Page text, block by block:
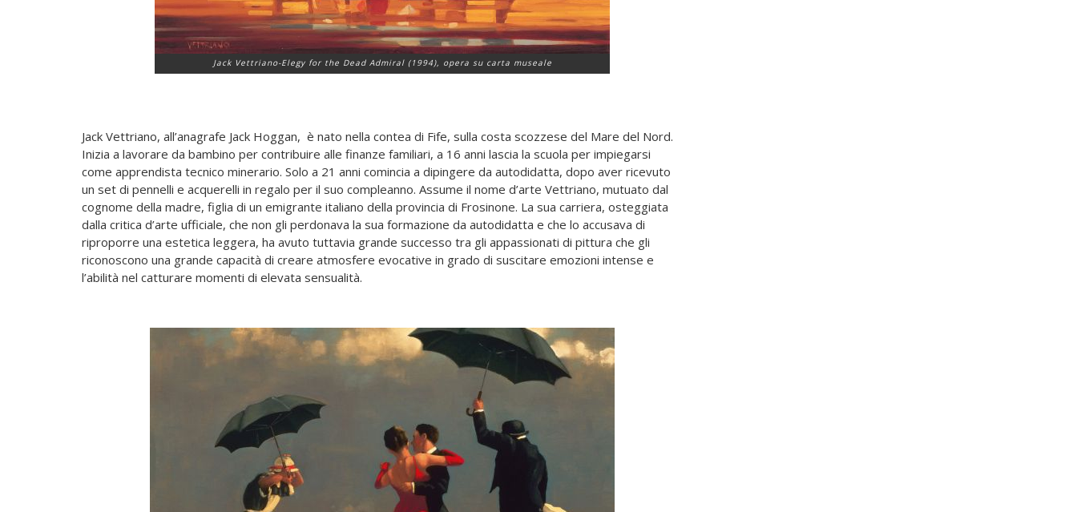
Jack Vettriano-Elegy for the Dead Admiral(1994), opera su carta museale
Jack Vettriano, all’anagrafe Jack Hoggan, è nato nella contea di Fife, sulla costa scozzese del Mare del Nord.
Inizia a lavorare da bambino per contribuire alle finanze familiari, a 16 anni lascia la scuola per impiegarsi
come apprendista tecnico minerario. Solo a 21 anni comincia a dipingere da autodidatta, dopo aver ricevuto
un set di pennelli e acquerelli in regalo per il suo compleanno. Assume il nome d’arte Vettriano, mutuato dal
cognome della madre, figlia di un emigrante italiano della provincia di Frosinone. La sua carriera, osteggiata
dalla critica d’arte ufficiale, che non gli perdonava la sua formazione da autodidatta e che lo accusava di
riproporre una estetica leggera, ha avuto tuttavia grande successo tra gli appassionati di pittura che gli
riconoscono una grande capacità di creare atmosfere evocative in grado di suscitare emozioni intense e
l’abilità nel catturare momenti di elevata sensualità.